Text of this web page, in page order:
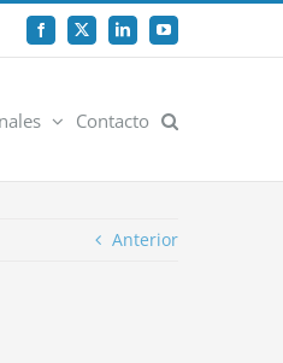
Facebook
X LinkedInYouTube
Contacto
Anterior